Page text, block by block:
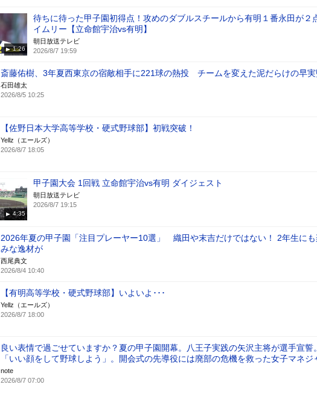
1:26
待ちに待った甲子園初得点！攻めのダブルスチールから有明１番永田が２
イムリー【立命館宇治vs有明】
朝日放送テレビ
2026/8/7 19:59
斎藤佑樹、3年夏西東京の宿敵相手に221球の熱投 チームを変えた泥だらけの早
石田雄太
2026/8/5 10:25
【佐野日本大学高等学校・硬式野球部】初戦突破！
Yellz（エールズ）
2026/8/7 18:05
4:35
甲子園大会 1回戦 立命館宇治vs有明 ダイジェスト
朝日放送テレビ
2026/8/7 19:15
2026年夏の甲子園「注目プレーヤー10選」 織田や末吉だけではない！ 2年生に
みな逸材が
西尾典文
2026/8/4 10:40
【有明高等学校・硬式野球部】いよいよ･･･
Yellz（エールズ）
2026/8/7 18:00
良い表情で過ごせていますか？夏の甲子園開幕。八王子実践の矢沢主将が選手宣誓
「いい顔をして野球しよう」。開会式の先導役には廃部の危機を救った女子マネジ
note
2026/8/7 07:00